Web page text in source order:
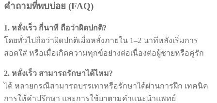
คำถามที่พบบ่อย (FAQ)
1. หลั่งเร็ว กี่นาที ถือว่าผิดปกติ?
โดยทั่วไปถือว่าผิดปกติเมื่อหลั่งภายใน 1–2 นาทีหลังเริ่มการ
สอดใส่ หรือเมื่อเกิดความทุกข์อย่างต่อเนื่องต่อผู้ชายหรือคู่รัก
2. หลั่งเร็ว สามารถรักษาได้ไหม?
ได้ หลายกรณีสามารถบรรเทาหรือรักษาได้ผ่านการฝึก เทคนิค
การให้คำปรึกษา และการใช้ยาตามคำแนะนำแพทย์